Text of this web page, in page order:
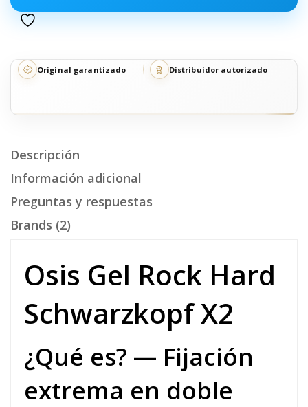
Original garantizado Distribuidor autorizado
Descripción
Información adicional
Preguntas y respuestas
Brands (2)
Osis Gel Rock Hard
Schwarzkopf X2
¿Qué es? — Fijación
extrema en doble